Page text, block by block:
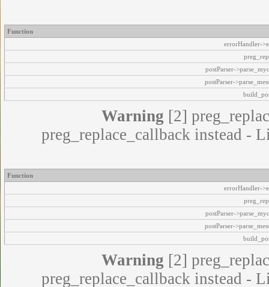
Function
errorHandler-
postParser-
postParser-
Warning [2]
preg_replace_callback instead -
Function
errorHandler-
postParser-
postParser-
Warning [2]
preg_replace_callback instead -